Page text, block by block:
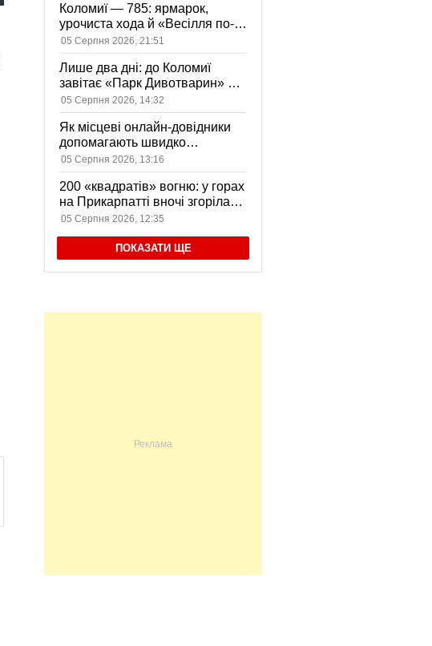
Коломиї — 785: ярмарок,
урочиста хода й «Весілля по-
Коломийськи» — чим
дивуватиме День міста
05 Серпня 2026, 21:51
Лише два дні: до Коломиї
завітає «Парк Дивотварин» — і
вхід безкоштовний
05 Серпня 2026, 14:32
Як місцеві онлайн-довідники
допомагають швидко
знаходити послуги у своєму
місті
05 Серпня 2026, 13:16
200 «квадратів» вогню: у горах
на Прикарпатті вночі згоріла
садиба, є постраждала
05 Серпня 2026, 12:35
ПОКАЗАТИ ЩЕ